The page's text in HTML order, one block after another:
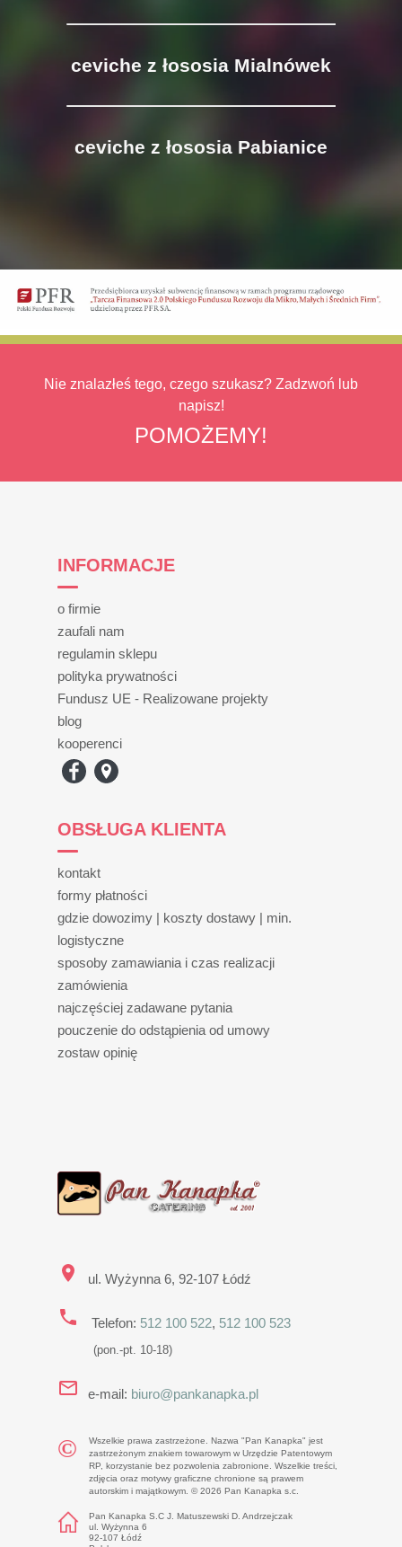
ceviche z łososia Mialnówek
ceviche z łososia Pabianice
Nie znalazłeś tego, czego szukasz? Zadzwoń lub
napisz!
POMOŻEMY!
INFORMACJE
o firmie
zaufali nam
regulamin sklepu
polityka prywatności
Fundusz UE - Realizowane projekty
blog
kooperenci
OBSŁUGA KLIENTA
kontakt
formy płatności
gdzie dowozimy | koszty dostawy | min.
logistyczne
sposoby zamawiania i czas realizacji
zamówienia
najczęściej zadawane pytania
pouczenie do odstąpienia od umowy
zostaw opinię
ul. Wyżynna 6, 92-107 Łódź
Telefon: 512 100 522, 512 100 523
(pon.-pt. 10-18)
e-mail: biuro@pankanapka.pl
Wszelkie prawa zastrzeżone. Nazwa "Pan Kanapka" jest
zastrzeżonym znakiem towarowym w Urzędzie Patentowym
RP, korzystanie bez pozwolenia zabronione. Wszelkie treści,
zdjęcia oraz motywy graficzne chronione są prawem
autorskim i majątkowym. © 2026 Pan Kanapka s.c.
Pan Kanapka S.C J. Matuszewski D. Andrzejczak
ul. Wyżynna 6
92-107 Łódź